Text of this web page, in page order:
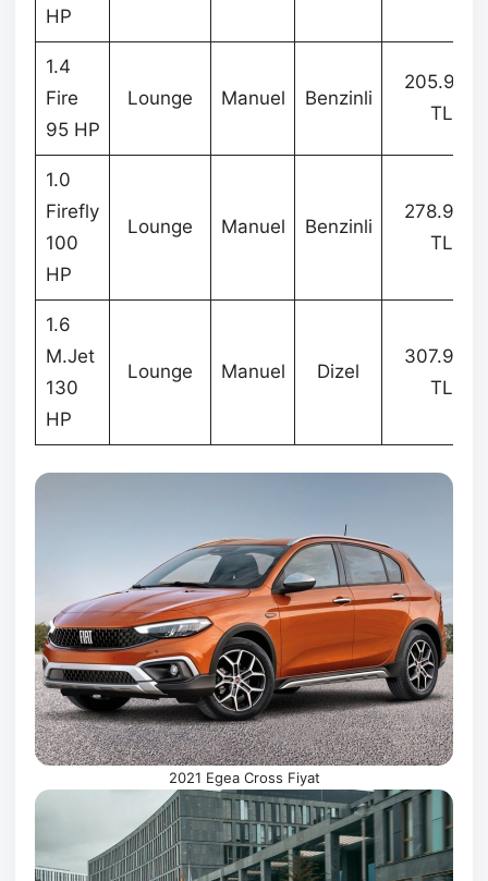
HP
1.4
Fire
95 HP
Lounge Manuel Benzinli
205.900
TL
1.0
Firefly
100
HP
Lounge Manuel Benzinli
278.900
TL
1.6
M.Jet
130
HP
Lounge Manuel Dizel
307.900
TL
2021 Egea Cross Fiyat